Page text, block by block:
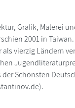
Grafik, Malerei
2001 in
vierzig Ländern
Schönsten